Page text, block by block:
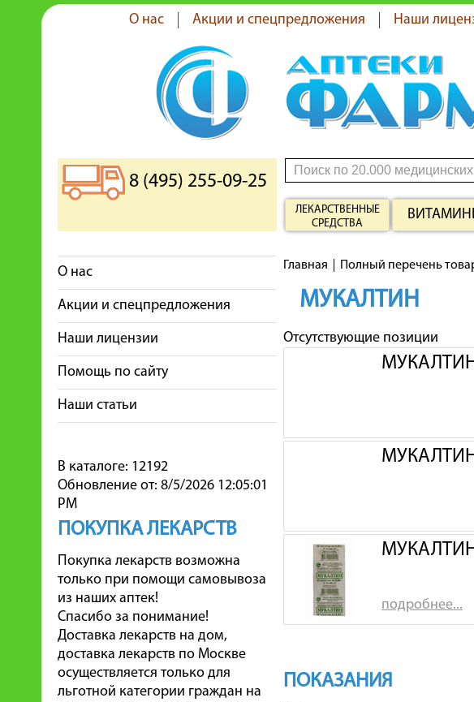
О нас Акции и спецпредложения Наши
8 (495) 255-09-25
ЛЕКАРСТВЕННЫЕ
СРЕДСТВА
О нас
Акции и спецпредложения
Наши лицензии
Помощь по сайту
Наши статьи
В каталоге: 12192
Обновление от: 8/5/2026 12:05:01
PM
ПОКУПКА ЛЕКАРСТВ
Покупка лекарств возможна
только при помощи самовывоза
из наших аптек!
Спасибо за понимание!
Доставка лекарств на дом,
доставка лекарств по Москве
осуществляется только для
льготной категории граждан на
Главная Полный перечень
МУКАЛТИН
Отсутствующие позиции
подробнее...
ПОКАЗАНИЯ